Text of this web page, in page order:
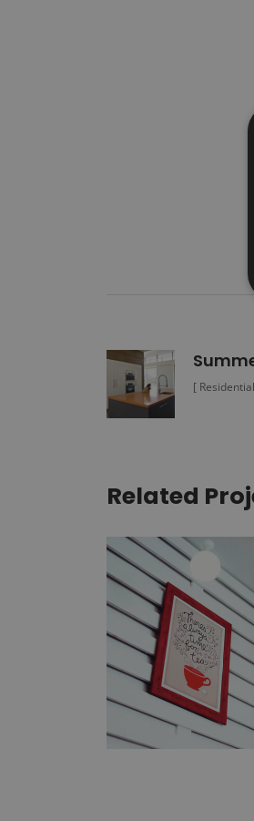
[
Related